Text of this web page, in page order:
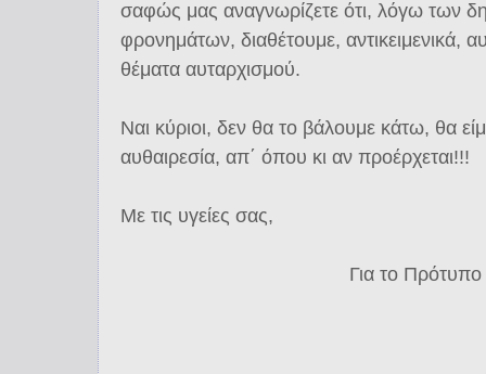
σαφώς μας αναγνωρίζετε ότι, λόγω των
φρονημάτων, διαθέτουμε, αντικειμενικά,
θέματα αυταρχισμού.
Ναι κύριοι, δεν θα το βάλουμε κάτω, θα
αυθαιρεσία, απ΄ όπου κι αν προέρχεται!!!
Με τις υγείες σας,
Για το